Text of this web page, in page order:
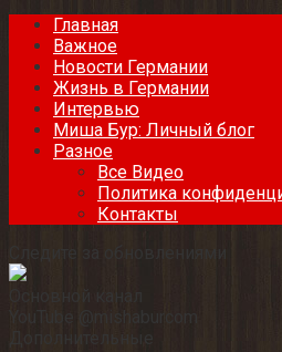
Главная
Важное
Новости Германии
Жизнь в Германии
Интервью
Миша Бур: Личный блог
Разное
Все Видео
Политика
Контакты
Следите за обновлениями
Основной канал
Дополнительные